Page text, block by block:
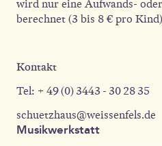
wird nur eine Aufwands-
berechnet (3 bis 8 € pro
Kontakt
Tel: + 49 (0) 3443 - 30 28 35
schuetzhaus@weissenfels.de
Musikwerkstatt